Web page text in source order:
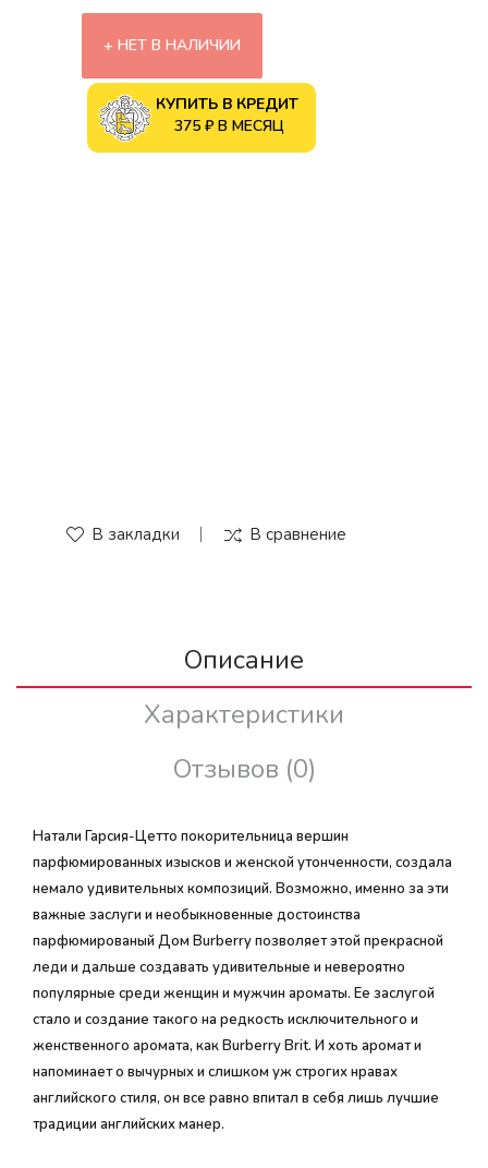
НЕТ В НАЛИЧИИ
КУПИТЬ В КРЕДИТ
375 ₽ В МЕСЯЦ
В закладки В сравнение
Описание
Характеристики
Отзывов (0)
Натали Гарсия-Цетто покорительница вершин
парфюмированных изысков и женской утонченности, создала
немало удивительных композиций. Возможно, именно за эти
важные заслуги и необыкновенные достоинства
парфюмированый Дом Burberry позволяет этой прекрасной
леди и дальше создавать удивительные и невероятно
популярные среди женщин и мужчин ароматы. Ее заслугой
стало и создание такого на редкость исключительного и
женственного аромата, как Burberry Brit. И хоть аромат и
напоминает о вычурных и слишком уж строгих нравах
английского стиля, он все равно впитал в себя лишь лучшие
традиции английских манер.